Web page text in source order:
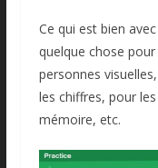
Ce qui est bien
quelque chose
personnes
les chiffres, pour
mémoire, etc.